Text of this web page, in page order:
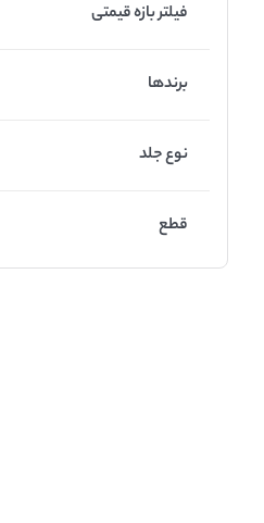
فیلتر بازه قیمتی
برندها
نوع جلد
قطع